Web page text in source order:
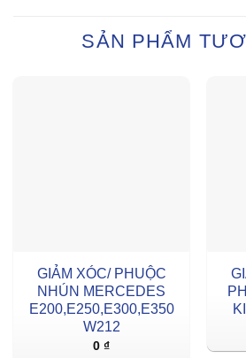
SẢN PHẨM
GIẢM XÓC/ PHUỘC
NHÚN MERCEDES
E200,E250,E300,E350
W212
0 ₫